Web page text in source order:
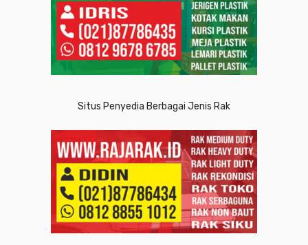
Situs Penyedia Berbagai Jenis Rak